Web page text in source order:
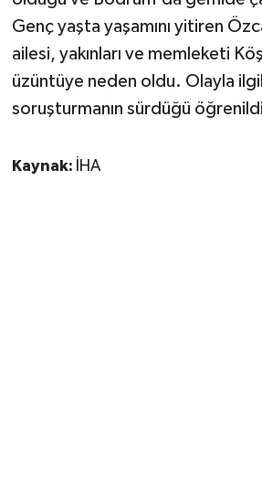
Genç yaşta yaşamını yitiren
ailesi, yakınları ve memleketi
üzüntüye neden oldu. Olayla
soruşturmanın sürdüğü
Kaynak: İHA